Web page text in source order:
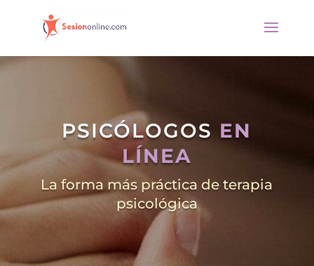
PSICÓLOGOS EN
LÍNEA
La forma más práctica de terapia
psicológica